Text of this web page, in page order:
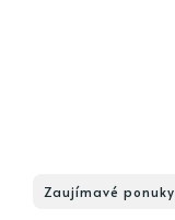
Zaujímavé ponuky